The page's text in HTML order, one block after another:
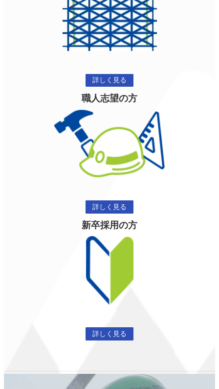
詳しく見る
職人志望の方
詳しく見る
新卒採用の方
詳しく見る